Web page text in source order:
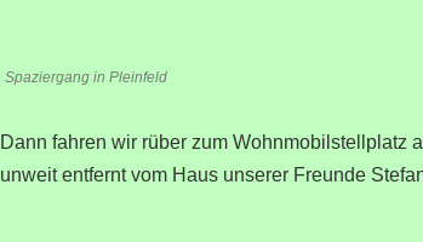
Spaziergang in Pleinfeld
Dann fahren wir rüber zum Wohnmobilstellplatz
unweit entfernt vom Haus unserer Freunde